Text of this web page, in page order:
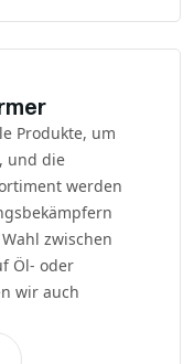
Produkte, um
und die
werden
zwischen
Öl- oder
wir auch